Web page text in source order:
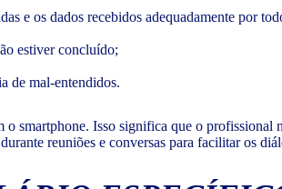
e os dados recebidos adequadamente por
estiver concluído;
de mal-entendidos.
smartphone. Isso significa que o profissional
reuniões e conversas para facilitar os